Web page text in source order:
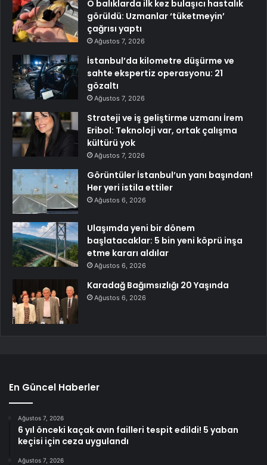
O balıklarda ilk kez bulaşıcı hastalık
görüldü: Uzmanlar ‘tüketmeyin’
çağrısı yaptı
Ağustos 7, 2026
İstanbul’da kilometre düşürme ve
sahte ekspertiz operasyonu: 21
gözaltı
Ağustos 7, 2026
Strateji ve iş geliştirme uzmanı İrem
Eribol: Teknoloji var, ortak çalışma
kültürü yok
Ağustos 7, 2026
Görüntüler İstanbul’un yanı başından!
Her yeri istila ettiler
Ağustos 6, 2026
Ulaşımda yeni bir dönem
başlatacaklar: 5 bin yeni köprü inşa
etme kararı aldılar
Ağustos 6, 2026
Karadağ Bağımsızlığı 20 Yaşında
Ağustos 6, 2026
En Güncel Haberler
Ağustos 7, 2026
6 yıl önceki kaçak avın failleri tespit edildi! 5 yaban
keçisi için ceza uygulandı
Ağustos 7, 2026